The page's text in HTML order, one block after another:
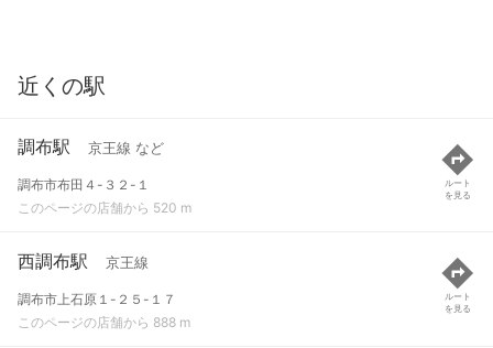
近くの駅
調布駅 京王線 など
調布市布田４-３２-１
このページの店舗から 520 m
ルート
を見る
西調布駅 京王線
調布市上石原１-２５-１７
このページの店舗から 888 m
ルート
を見る